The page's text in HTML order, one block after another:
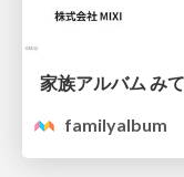
家族アルバム み
familyalbum